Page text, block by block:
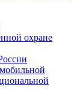
охране